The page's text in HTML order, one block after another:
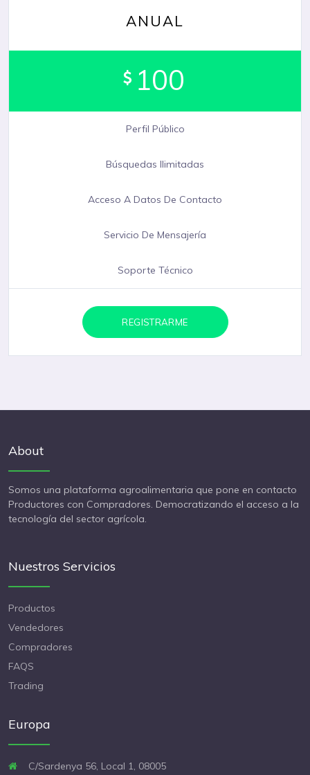
ANUAL
100
Perfil Público
Búsquedas Ilimitadas
Acceso A Datos De Contacto
Servicio De Mensajería
Soporte Técnico
REGISTRARME
About
Somos una plataforma agroalimentaria que pone en contacto
Productores con Compradores. Democratizando el acceso a la
tecnología del sector agrícola.
Nuestros Servicios
Productos
Vendedores
Compradores
FAQS
Trading
Europa
C/Sardenya 56, Local 1, 08005